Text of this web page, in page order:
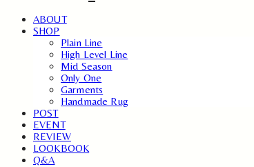
ABOUT
SHOP
Plain Line
High Level Line
Mid Season
Only One
Garments
Handmade Rug
POST
EVENT
REVIEW
LOOKBOOK
Q&A